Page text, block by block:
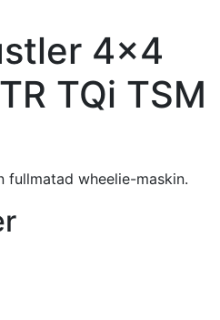
4×4
TQi TSM
fullmatad wheelie-maskin.